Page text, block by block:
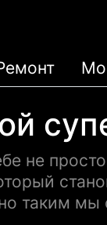
не
таким мы